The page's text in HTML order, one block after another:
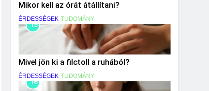
Mikor kell az órát átállítani?
ÉRDESSÉGEK TUDOMÁNY
15
Mivel jön ki a filctoll a ruhából?
ÉRDESSÉGEK TUDOMÁNY
16